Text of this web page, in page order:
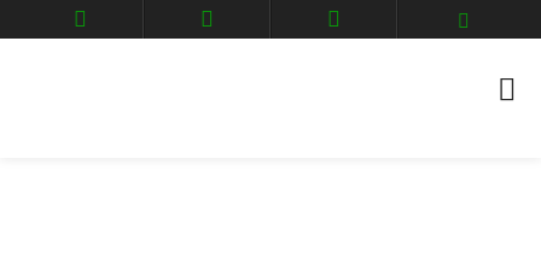
Главная
Авто аукционы